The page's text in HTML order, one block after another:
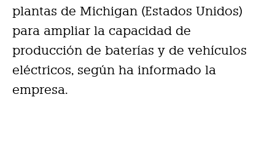
plantas de Michigan (Estados Unidos)
para ampliar la capacidad de
producción de baterías y de vehículos
eléctricos, según ha informado la
empresa.